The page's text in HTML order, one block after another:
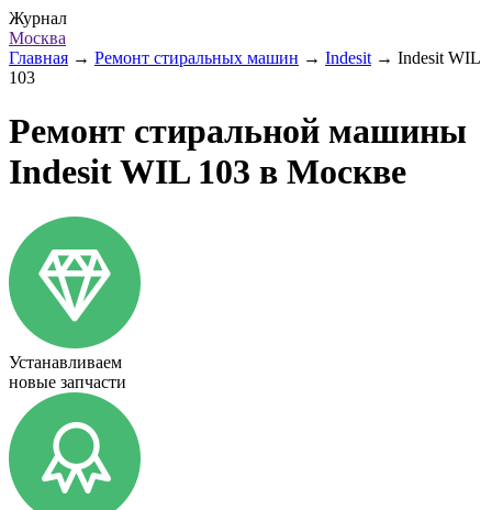
Журнал
Москва
Главная → Ремонт стиральных машин → Indesit → Indesit WIL
103
Ремонт стиральной машины
Indesit WIL 103 в Москве
Устанавливаем
новые запчасти